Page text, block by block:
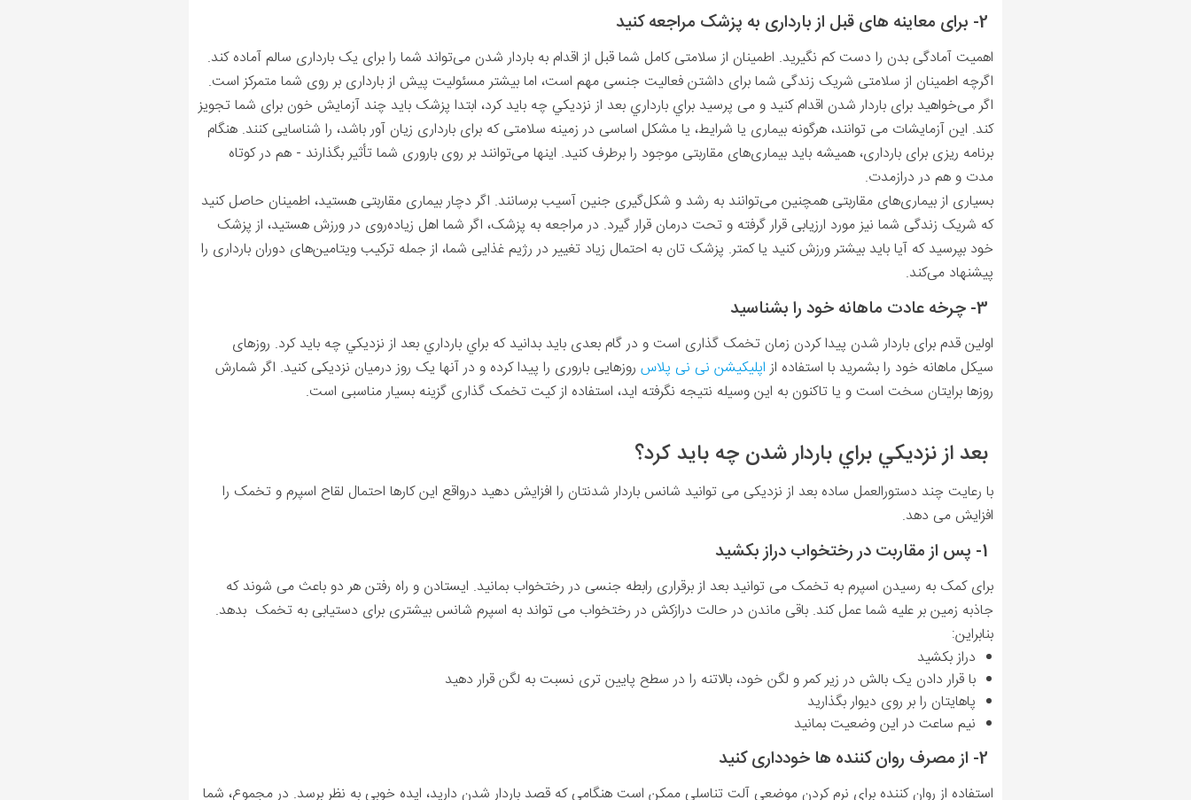
2- برای معاینه های قبل از بارداری به پزشک مراجعه کنید
اهمیت آمادگی بدن را دست کم نگیرید. اطمینان از سلامتی کامل شما قبل از اقدام به باردار شدن می‌تواند شما را برای یک بارداری سالم آماده کند.
اگرچه اطمینان از سلامتی شریک زندگی شما برای داشتن فعالیت جنسی مهم است، اما بیشتر مسئولیت پیش از بارداری بر روی شما متمرکز است.
اگر می‌خواهید برای باردار شدن اقدام کنید و می پرسید براي بارداري بعد از نزديكي چه بايد كرد، ابتدا پزشک باید چند آزمایش خون برای شما تجویز
کند. این آزمایشات می توانند، هرگونه بیماری یا شرایط، یا مشکل اساسی در زمینه سلامتی که برای بارداری زیان آور باشد، را شناسایی کنند. هنگام
برنامه ریزی برای بارداری، همیشه باید بیماری‌های مقاربتی موجود را برطرف کنید. اینها می‌توانند بر روی باروری شما تأثیر بگذارند - هم در کوتاه
مدت و هم در درازمدت.
بسیاری از بیماری‌های مقاربتی همچنین می‌توانند به رشد و شکل‌گیری جنین آسیب برسانند. اگر دچار بیماری مقاربتی هستید، اطمینان حاصل کنید
که شریک زندگی شما نیز مورد ارزیابی قرار گرفته و تحت درمان قرار گیرد. در مراجعه به پزشک، اگر شما اهل زیاده‌روی در ورزش هستید، از پزشک
خود بپرسید که آیا باید بیشتر ورزش کنید یا کمتر. پزشک تان به احتمال زیاد تغییر در رژیم غذایی شما، از جمله ترکیب ویتامین‌های دوران بارداری را
پیشنهاد می‌کند.
3- چرخه عادت ماهانه خود را بشناسید
اولین قدم برای باردار شدن پیدا کردن زمان تخمک گذاری است و در گام بعدی باید بدانید که براي بارداري بعد از نزديكي چه بايد كرد. روزهای
سیکل ماهانه خود را بشمرید با استفاده ازاپلیکیشن نی نی پلاسروزهایی باروری را پیدا کرده و در آنها یک روز درمیان نزدیکی کنید. اگر شمارش
روزها برایتان سخت است و یا تاکنون به این وسیله نتیجه نگرفته اید، استفاده از کیت تخمک گذاری گزینه بسیار مناسبی است.
بعد از نزديكي براي باردار شدن چه بايد كرد؟
با رعایت چند دستورالعمل ساده بعد از نزدیکی می توانید شانس باردار شدنتان را افزایش دهید درواقع این کارها احتمال لقاح اسپرم و تخمک را
افزایش می دهد.
1- پس از مقاربت در رختخواب دراز بکشید
برای کمک به رسیدن اسپرم به تخمک می توانید بعد از برقراری رابطه جنسی در رختخواب بمانید. ایستادن و راه رفتن هر دو باعث می شوند که
جاذبه زمین بر علیه شما عمل کند. باقی ماندن در حالت درازکش در رختخواب می تواند به اسپرم شانس بیشتری برای دستیابی به تخمک بدهد.
بنابراین:
دراز بکشید
با قرار دادن یک بالش در زیر کمر و لگن خود، بالاتنه را در سطح پایین تری نسبت به لگن قرار دهید
پاهایتان را بر روی دیوار بگذارید
نیم ساعت در این وضعیت بمانید
2- از مصرف روان کننده ها خودداری کنید
استفاده از روان کننده برای نرم کردن موضعی آلت تناسلی ممکن است هنگامی که قصد باردار شدن دارید، ایده خوبی به نظر برسد. در مجموع، شما